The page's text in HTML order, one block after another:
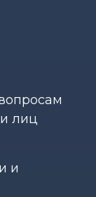
лиц
и